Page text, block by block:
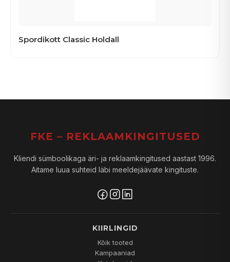
Spordikott Classic Holdall
FKE – REKLAAMKINGITUSED
Kliendi sümboolikaga äri- ja reklaamkingitused aastast 1996.
Aitame luua suhteid läbi meeldejäävate kingituste.
KIIRLINGID
Kõik tooted
Kampaaniad